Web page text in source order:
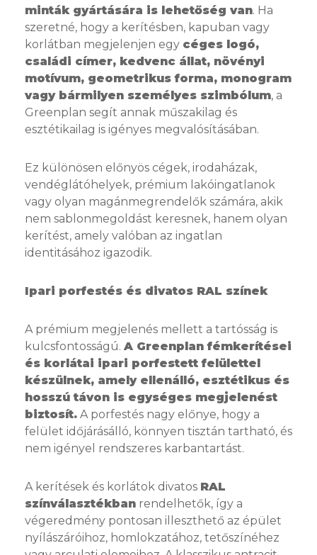
minták gyártására is lehetőség van. Ha
szeretné, hogy a kerítésben, kapuban vagy
korlátban megjelenjen egy céges logó,
családi címer, kedvenc állat, növényi
motívum, geometrikus forma, monogram
vagy bármilyen személyes szimbólum, a
Greenplan segít annak műszakilag és
esztétikailag is igényes megvalósításában.
Ez különösen előnyös cégek, irodaházak,
vendéglátóhelyek, prémium lakóingatlanok
vagy olyan magánmegrendelők számára, akik
nem sablonmegoldást keresnek, hanem olyan
kerítést, amely valóban az ingatlan
identitásához igazodik.
Ipari porfestés és divatos RAL színek
A prémium megjelenés mellett a tartósság is
kulcsfontosságú. A Greenplan fémkerítései
és korlátai ipari porfestett felülettel
készülnek, amely ellenálló, esztétikus és
hosszú távon is egységes megjelenést
biztosít. A porfestés nagy előnye, hogy a
felület időjárásálló, könnyen tisztán tartható, és
nem igényel rendszeres karbantartást.
A kerítések és korlátok divatos RAL
színválasztékban rendelhetők, így a
végeredmény pontosan illeszthető az épület
nyílászáróihoz, homlokzatához, tetőszínéhez